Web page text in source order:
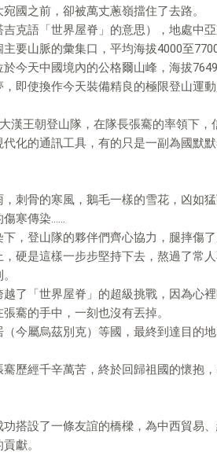
國之前，卻被萬丈蔥嶺擋住了去路。
克語「世界屋脊」的意思），地處中亞
要山脈的彙集口，平均海拔4000至7700
今天中國境內的公格爾山峰，海拔
即使換作今天裝備精良的極限登山運
漢王朝登山隊，在隊長張騫的率領下，
化的通訊工具，有的只是一副為國默
刺骨的寒風，鵝毛一樣的雪花，凶如
傷寒傳染……
，登山隊的夥伴們齊心協力，腿摔傷
硬是這樣一步步堅持下去，熬過了常
了「世界屋脊」的超級挑戰，因為心
騫的手中，一刻也沒有丟掉。
今屬烏茲別克）等國，最終到達目的
歷經千辛萬苦，終於回歸祖國的懷抱
搭設了一條友誼的橋樑，為中西貿易
獻。